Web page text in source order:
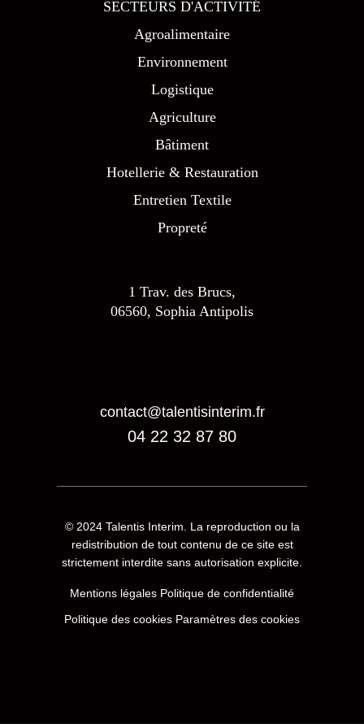
SECTEURS D'ACTIVITÉ
Agroalimentaire
Environnement
Logistique
Agriculture
Bâtiment
Hotellerie & Restauration
Entretien Textile
Propreté
1 Trav. des Brucs,
06560, Sophia Antipolis
04 22 32 87 80
contact@talentisinterim.fr
© 2024 Talentis Interim . La reproduction ou la
redistribution de tout contenu de ce site est
strictement interdite sans autorisation explicite.
Mentions légales Politique de confidentialité
Politique des cookies Paramètres des cookies